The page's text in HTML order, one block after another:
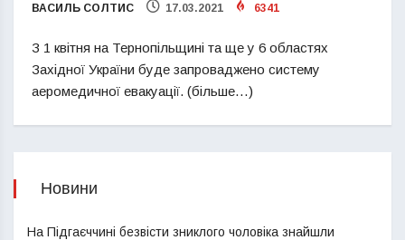
ВАСИЛЬ СОЛТИС 17.03.2021 6341
З 1 квітня на Тернопільщині та ще у 6 областях
Західної України буде запроваджено систему
аеромедичної евакуації. (більше…)
Новини
На Підгаєччині безвісти зниклого чоловіка знайшли